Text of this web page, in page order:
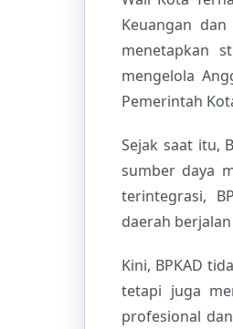
Keuangan
menetapkan
mengelola
Pemerintah
Sejak saat itu,
sumber daya
terintegrasi,
daerah
Kini, BPKAD
tetapi juga
profesional